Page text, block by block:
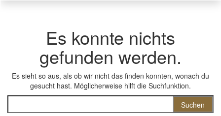
Es konnte nichts
gefunden werden.
Es sieht so aus, als ob wir nicht das finden konnten, wonach du
gesucht hast. Möglicherweise hilft die Suchfunktion.